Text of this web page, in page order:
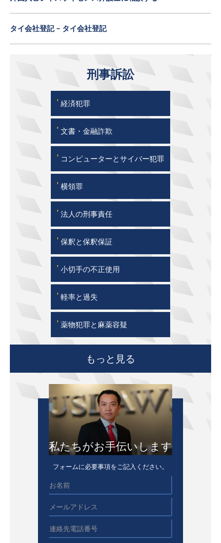
タイ会社登記 - タイ会社登記
刑事訴訟
' 経済犯罪
' 文書・金融詐欺
' コンピューターとサイバー犯罪
' 横領罪
' 法人の刑事責任
' 保釈と保釈保証
' 小切手の不正使用
' 軽率と過失
' 薬物犯罪と麻薬容疑
もっと見る
私たちがお手伝いします
フォームに必要事項をご記入ください。